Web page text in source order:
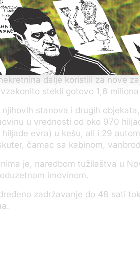
sklapali lažne kupoprodajne
uhapšeni se sumnjiče da su u
prodavali polovna putnička,
da su novac zarađen naplatom
dalje koristili za nove
stekli gotovo 1,6
njihovih stanova i drugih
u vrednosti od oko 970
evra) u kešu, ali i 29
čamac sa kabinom,
je, naredbom tužilaštva u
imovinom.
zadržavanje do 48 sati